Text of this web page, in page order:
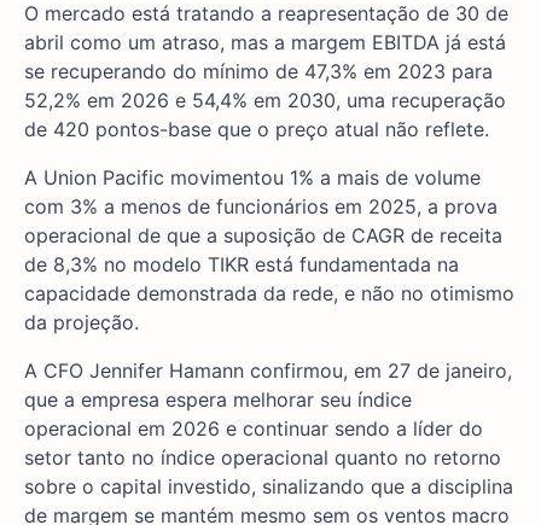
O mercado está tratando a reapresentação de 30 de
abril como um atraso, mas a margem EBITDA já está
se recuperando do mínimo de 47,3% em 2023 para
52,2% em 2026 e 54,4% em 2030, uma recuperação
de 420 pontos-base que o preço atual não reflete.
A Union Pacific movimentou 1% a mais de volume
com 3% a menos de funcionários em 2025, a prova
operacional de que a suposição de CAGR de receita
de 8,3% no modelo TIKR está fundamentada na
capacidade demonstrada da rede, e não no otimismo
da projeção.
A CFO Jennifer Hamann confirmou, em 27 de janeiro,
que a empresa espera melhorar seu índice
operacional em 2026 e continuar sendo a líder do
setor tanto no índice operacional quanto no retorno
sobre o capital investido, sinalizando que a disciplina
de margem se mantém mesmo sem os ventos macro